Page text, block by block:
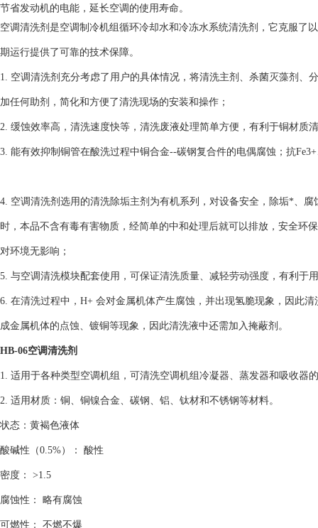
节省发动机的电能，延长空调的使用寿命。
空调清洗剂是空调制冷机组循环冷却水和冷冻水系统清洗剂，它克服了
期运行提供了可靠的技术保障。
1. 空调清洗剂充分考虑了用户的具体情况，将清洗主剂、杀菌灭藻剂
加任何助剂，简化和方便了清洗现场的安装和操作；
2. 缓蚀效率高，清洗速度快等，清洗废液处理简单方便，有利于铜材质
3. 能有效抑制铜管在酸洗过程中铜合金--碳钢复合件的电偶腐蚀；抗
4. 空调清洗剂选用的清洗除垢主剂为有机系列，对设备安全，除垢*、
时，本品不含有毒有害物质，经简单的中和处理后就可以排放，安全环
对环境无影响；
5. 与空调清洗模块配套使用，可保证清洗质量、减轻劳动强度，有利于
6. 在清洗过程中，H+ 会对金属机体产生腐蚀，并出现氢脆现象，因此
成金属机体的点蚀、镀铜等现象，因此清洗液中还需加入掩蔽剂。
HB-06空调清洗剂
1. 适用于各种类型空调机组，可清洗空调机组冷凝器、蒸发器和吸收
2. 适用材质：铜、铜镍合金、碳钢、铝、钛材和不锈钢等材料。
状态：黄褐色液体
酸碱性（0.5%）： 酸性
密度： >1.5
腐蚀性： 略有腐蚀
可燃性： 不燃不爆